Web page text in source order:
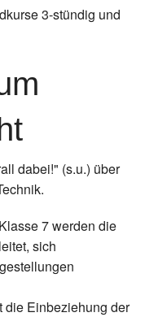
3-stündig und
dabei!" (s.u.) über
7 werden die
sich
die Einbeziehung der